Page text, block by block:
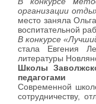
организации
место заняла
воспитательной
В конкурсе
стала Евгения
литературы
Школы
педагогами
Современной
сотрудничеству,